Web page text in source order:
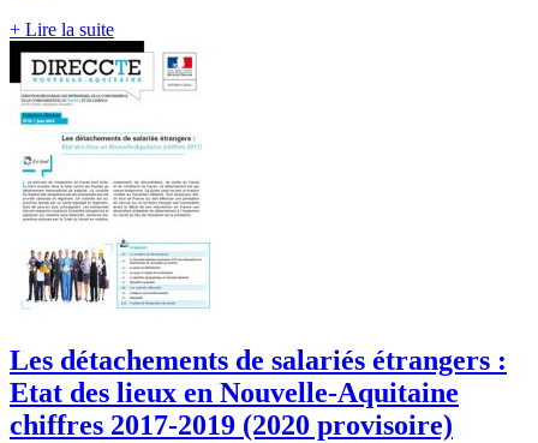
+ Lire la suite
Les détachements de salariés étrangers :
Etat des lieux en Nouvelle-Aquitaine
chiffres 2017-2019 (2020 provisoire)